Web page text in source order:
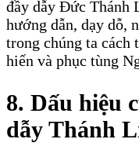
đầy dẫy Ðức Thánh
hướng dẫn, dạy dỗ,
trong chúng ta cách
hiến và phục tùng
8. Dấu hiệu
dẫy Thánh